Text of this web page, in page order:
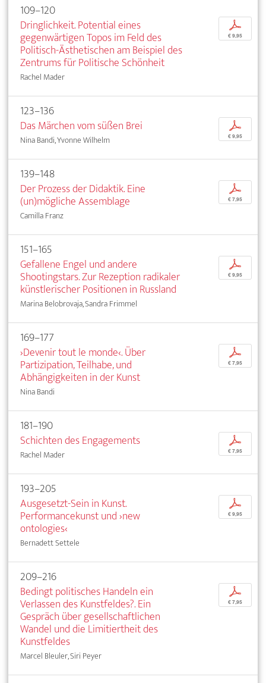
109–120
Dringlichkeit. Potential eines
gegenwärtigen Topos im Feld des
Politisch-Ästhetischen am Beispiel des
Zentrums für Politische Schönheit
Rachel Mader
p
€ 9,95
123–136
Das Märchen vom süßen Brei
Nina Bandi, Yvonne Wilhelm
p
€ 9,95
139–148
Der Prozess der Didaktik. Eine
(un)mögliche Assemblage
Camilla Franz
p
€ 7,95
151–165
Gefallene Engel und andere
Shootingstars. Zur Rezeption radikaler
künstlerischer Positionen in Russland
Marina Belobrovaja, Sandra Frimmel
p
€ 9,95
169–177
›Devenir tout le monde‹. Über
Partizipation, Teilhabe, und
Abhängigkeiten in der Kunst
Nina Bandi
p
€ 7,95
181–190
Schichten des Engagements
Rachel Mader
p
€ 7,95
193–205
Ausgesetzt-Sein in Kunst.
Performancekunst und ›new
ontologies‹
Bernadett Settele
p
€ 9,95
209–216
Bedingt politisches Handeln ein
Verlassen des Kunstfeldes?. Ein
Gespräch über gesellschaftlichen
Wandel und die Limitiertheit des
Kunstfeldes
Marcel Bleuler, Siri Peyer
p
€ 7,95